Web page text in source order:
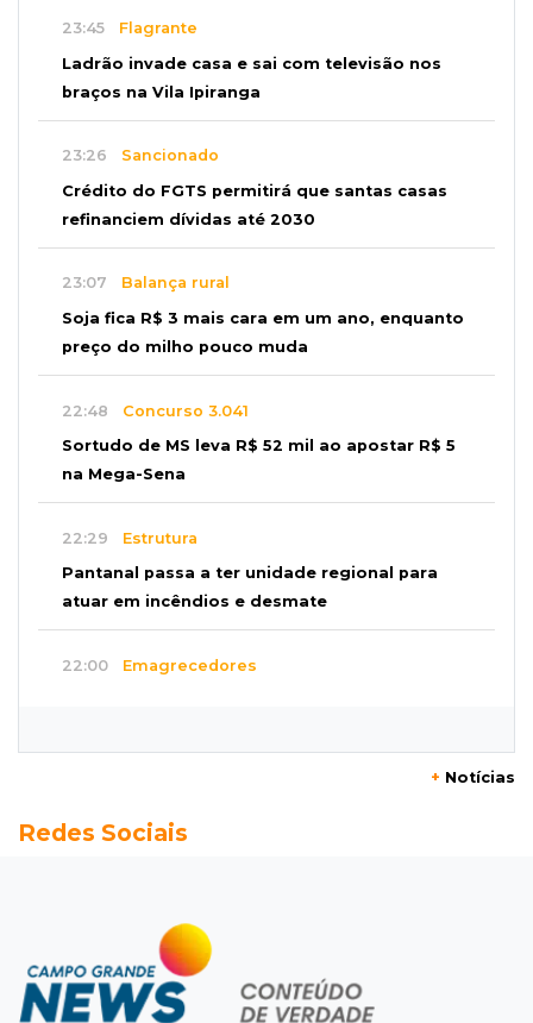
23:45 Flagrante
Ladrão invade casa e sai com televisão nos
braços na Vila Ipiranga
23:26 Sancionado
Crédito do FGTS permitirá que santas casas
refinanciem dívidas até 2030
23:07 Balança rural
Soja fica R$ 3 mais cara em um ano, enquanto
preço do milho pouco muda
22:48 Concurso 3.041
Sortudo de MS leva R$ 52 mil ao apostar R$ 5
na Mega-Sena
22:29 Estrutura
Pantanal passa a ter unidade regional para
atuar em incêndios e desmate
22:00 Emagrecedores
Granizo danifica telhados e plantações
Agregado
Inter perde para o Corinthians mas avança às
quartas da Copa do Brasil
+ Notícias
Redes Sociais